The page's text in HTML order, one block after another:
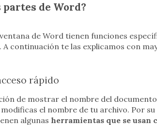
partes de Word?
de Word tienen funciones
continuación te las explicamos con
rápido
de mostrar el nombre del
el nombre de tu archivo. Por
algunas herramientas que se usan